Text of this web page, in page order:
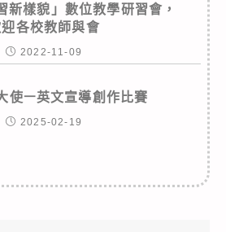
新樣貌」數位教學研習會，
各校教師與會
2022-11-09
使ￚ英文宣導創作比賽
2025-02-19